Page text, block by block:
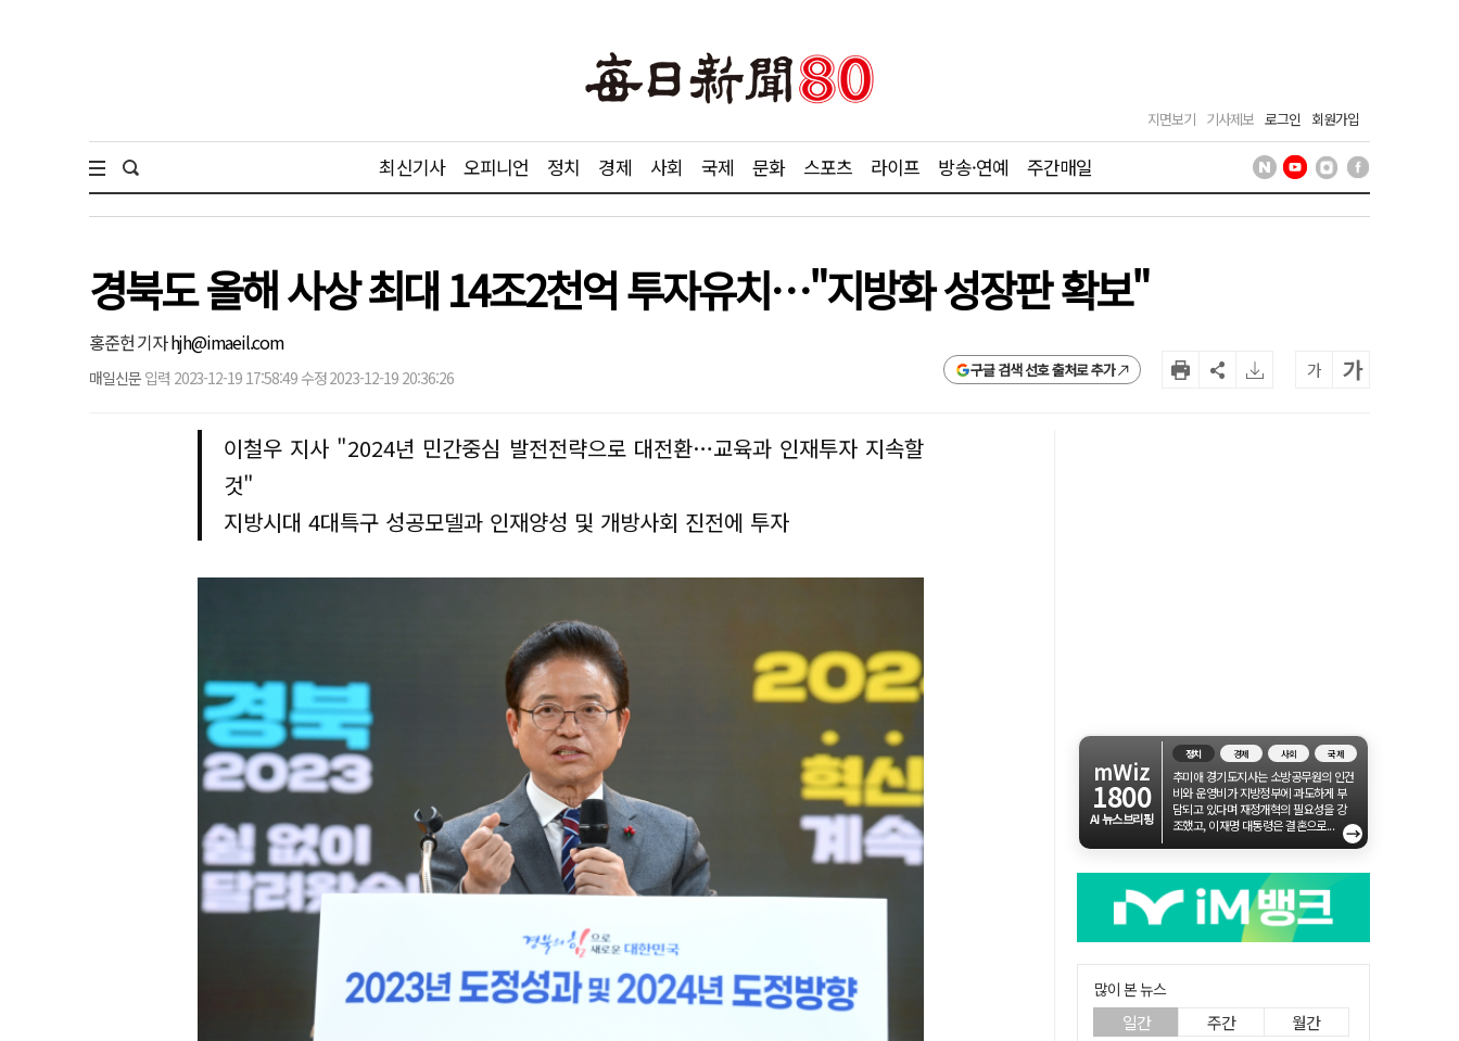
지면보기 기사제보 로그인 회원가입
최신기사 오피니언 정치 경제 사회 국제 문화 스포츠 라이프 방송·연예 주간매일
경북도 올해 사상 최대 14조2천억 투자유치…"지방화 성장판 확보"
홍준헌 기자hjh@imaeil.com
매일신문 입력 2023-12-19 17:58:49 수정 2023-12-19 20:36:26 구글 검색 선호 출처로 추가 가 가
이철우 지사 "2024년 민간중심 발전전략으로 대전환…교육과 인재투자 지속할
것"
지방시대 4대특구 성공모델과 인재양성 및 개방사회 진전에 투자
mWiz
1800
AI 뉴스브리핑
정치 경제 사회 국제
추미애 경기도지사는 소방공무원의 인건
비와 운영비가 지방정부에 과도하게 부
담되고 있다며 재정개혁의 필요성을 강
조했고, 이재명 대통령은 결혼으로...
→
많이 본 뉴스
일간 주간 월간